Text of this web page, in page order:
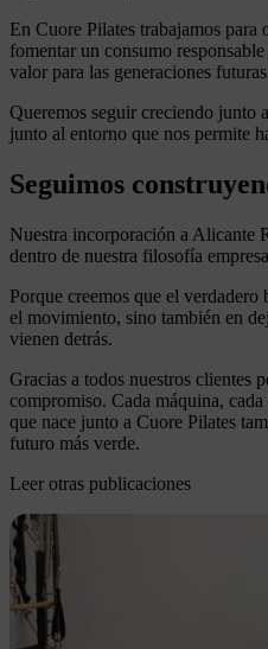
En Cuore Pilates trabajamos para
fomentar un consumo
valor para las generaciones
Queremos seguir creciendo junto
junto al entorno que nos permite
Seguimos
Nuestra incorporación a Alicante
dentro de nuestra filosofía
Porque creemos que el verdadero
el movimiento, sino también en
vienen detrás.
Gracias a todos nuestros clientes
compromiso. Cada máquina,
que nace junto a Cuore Pilates
futuro más verde.
Leer otras publicaciones